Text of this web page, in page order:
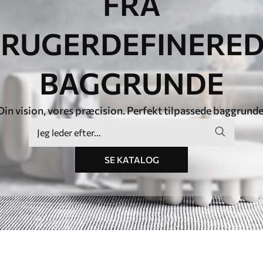
BAGGRUNDE
vision, vores præcision. Perfekt tilpassede
SE KATALOG